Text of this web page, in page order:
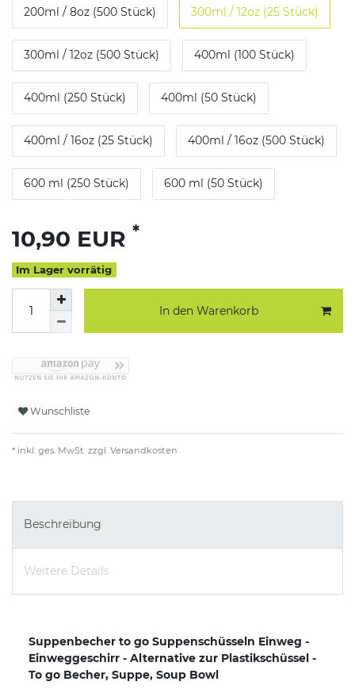
200ml / 8oz (500 Stück) 300ml / 12oz (25 Stück)
300ml / 12oz (500 Stück) 400ml (100 Stück)
400ml (250 Stück) 400ml (50 Stück)
400ml / 16oz (25 Stück) 400ml / 16oz (500 Stück)
600 ml (250 Stück) 600 ml (50 Stück)
10,90 EUR *
Im Lager vorrätig
In den Warenkorb
Wunschliste
* inkl. ges. MwSt. zzgl. Versandkosten
Beschreibung
Weitere Details
Suppenbecher to go Suppenschüsseln Einweg -
Einweggeschirr - Alternative zur Plastikschüssel -
To go Becher, Suppe, Soup Bowl